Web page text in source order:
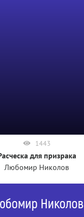
1443
для призрака
Любомир Николов
Николов